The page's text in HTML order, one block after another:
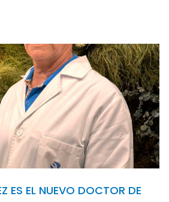
ES EL NUEVO DOCTOR DE